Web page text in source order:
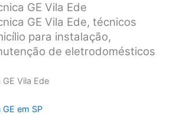
GE Vila Ede
GE Vila Ede, técnicos
para instalação,
de eletrodomésticos
Vila Ede
em SP